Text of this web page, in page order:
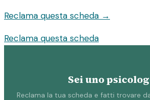
Reclama questa scheda →
Reclama questa scheda
Sei uno
Reclama la tua scheda e fatti trovare